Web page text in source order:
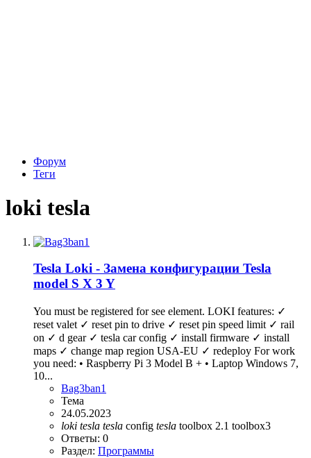
Форум
Теги
loki tesla
Tesla Loki - Замена конфигурации Tesla
model S X 3 Y
You must be registered for see element. LOKI features: ✓
reset valet ✓ reset pin to drive ✓ reset pin speed limit ✓ rail
on ✓ d gear ✓ tesla car config ✓ install firmware ✓ install
maps ✓ change map region USA-EU ✓ redeploy For work
you need: • Raspberry Pi 3 Model B + • Laptop Windows 7,
10...
Bag3ban1
Тема
24.05.2023
loki tesla tesla config tesla toolbox 2.1 toolbox3
Ответы: 0
Раздел: Программы